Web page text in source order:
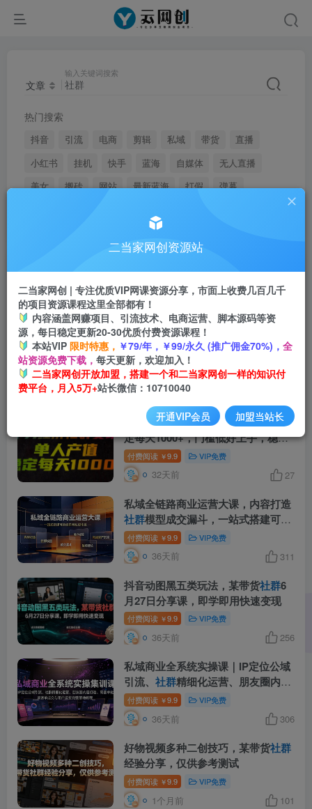
文章
输入关键词搜索
热门搜索
抖音 引流 电商 剪辑 私域 带货
直播
小红书
挂机 快手 蓝海 自媒体
无人直播
美女
搬砖 网站 最新蓝海 打假
弹幕
文章 用户
搜索[社群]，共找到556个文章
微商营销软件解锁会员版，微商社群
营销效率安卓软件APP工具
付费阅读 ￥9.9 VIP免费
15天前
单身经济社群变现玩法，单人产值稳
定每天1000+，门槛低好上手，稳定
可持续【揭秘】
付费阅读 ￥9.9 VIP免费
32天前 27
私域全链路商业运营大课，内容打造
社群模型成交漏斗，一站式搭建可持
续盈利私域体系
付费阅读 ￥9.9 VIP免费
36天前 311
抖音动图黑五类玩法，某带货社群6
月27日分享课，即学即用快速变现
付费阅读 ￥9.9 VIP免费
36天前 256
私域商业全系统实操课｜IP定位公域
引流、 社群精细化运营、朋友圈内容
打造、高客单成交与用户裂变完整落
地教程
付费阅读 ￥9.9 VIP免费
36天前 306
好物视频多种二创技巧，某带货社群
经验分享，仅供参考测试
付费阅读 ￥9.9 VIP免费
1个月前 101
二当家网创资源站
二当家网创 | 专注优质VIP网课资源分享，市面上收费几百几千
的项目资源课程这里全部都有！
内容涵盖网赚项目、引流技术、电商运营、脚本源码等资
源，每日稳定更新20-30优质付费资源课程！
本站VIP 限时特惠， ￥79/年，￥99/永久 (推广佣金70%)， 全
站资源免费下载， 每天更新，欢迎加入！
二当家网创开放加盟，搭建一个和二当家网创一样的知识付
费平台，月入5万+站长微信：10710040
开通VIP会员 加盟当站长